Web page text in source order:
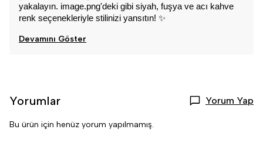
yakalayın. image.png'deki gibi siyah, fuşya ve acı kahve
renk seçenekleriyle stilinizi yansıtın! ✨
Devamını Göster
Yorumlar Yorum Yap
Bu ürün için henüz yorum yapılmamış.